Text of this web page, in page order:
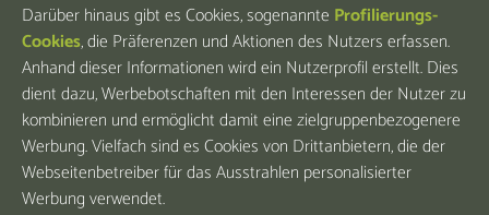
Darüber hinaus gibt es Cookies, sogenannte Profilierungs-
Cookies, die Präferenzen und Aktionen des Nutzers erfassen.
Anhand dieser Informationen wird ein Nutzerprofil erstellt. Dies
dient dazu, Werbebotschaften mit den Interessen der Nutzer zu
kombinieren und ermöglicht damit eine zielgruppenbezogenere
Werbung. Vielfach sind es Cookies von Drittanbietern, die der
Webseitenbetreiber für das Ausstrahlen personalisierter
Werbung verwendet.